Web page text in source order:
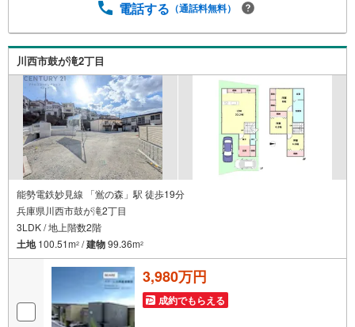
しも大歓迎です。 お子様連れでもご安心ください。■取り
台の新築戸建や、1000万円台の中古マンションを始め多数
物件を取り扱っています。Yahoo！不動産に掲載しきれな
い物件もご紹介できます。お気軽にお問合せください。弊
社ホームページへは「C21アクロス」で検索！
電話する （通話料無料）
川西市鼓が滝2丁目
能勢電鉄妙見線 「鴬の森」駅 徒歩19分
兵庫県川西市鼓が滝2丁目
3LDK / 地上階数2階
土地100.51m2 /建物99.36m2
3,980万円
成約でもらえる